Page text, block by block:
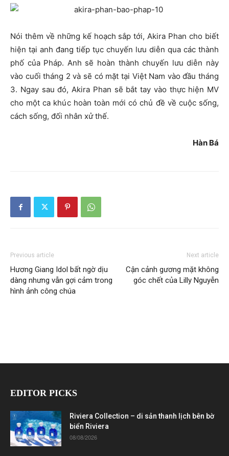
Nói thêm về những kế hoạch sắp tới, Akira Phan cho biết
hiện tại anh đang tiếp tục chuyến lưu diễn qua các thành
phố của Pháp. Anh sẽ hoàn thành chuyến lưu diễn này
vào cuối tháng 2 và sẽ có mặt tại Việt Nam vào đầu tháng
3. Ngay sau đó, Akira Phan sẽ bắt tay vào thực hiện MV
cho một ca khúc hoàn toàn mới có chủ đề về cuộc sống,
cách sống, đối nhân xử thế.
Hàn Bá
Previous article
Hương Giang Idol bất ngờ dịu
dàng nhưng vẫn gợi cảm trong
hình ảnh công chúa
Next article
Cận cảnh gương mặt không
góc chết của Lilly Nguyễn
EDITOR PICKS
Riviera Collection – di sản thanh lịch bên bờ
biển Riviera
08/08/2026